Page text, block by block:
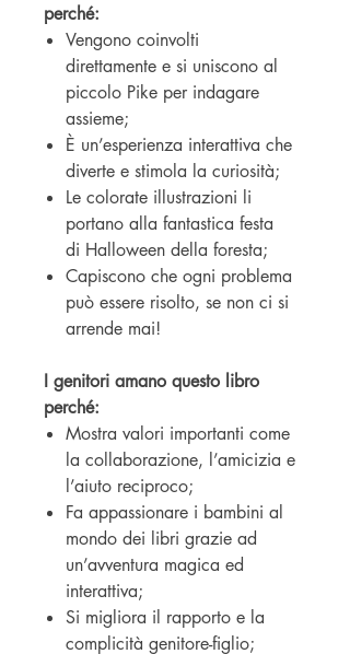
perché:
Vengono coinvolti
direttamente e si uniscono al
piccolo Pike per indagare
assieme;
È un’esperienza interattiva che
diverte e stimola la curiosità;
Le colorate illustrazioni li
portano alla fantastica festa
di Halloween della foresta;
Capiscono che ogni problema
può essere risolto, se non ci si
arrende mai!
I genitori amano questo libro
perché:
Mostra valori importanti come
la collaborazione, l’amicizia e
l’aiuto reciproco;
Fa appassionare i bambini al
mondo dei libri grazie ad
un’avventura magica ed
interattiva;
Si migliora il rapporto e la
complicità genitore-figlio;